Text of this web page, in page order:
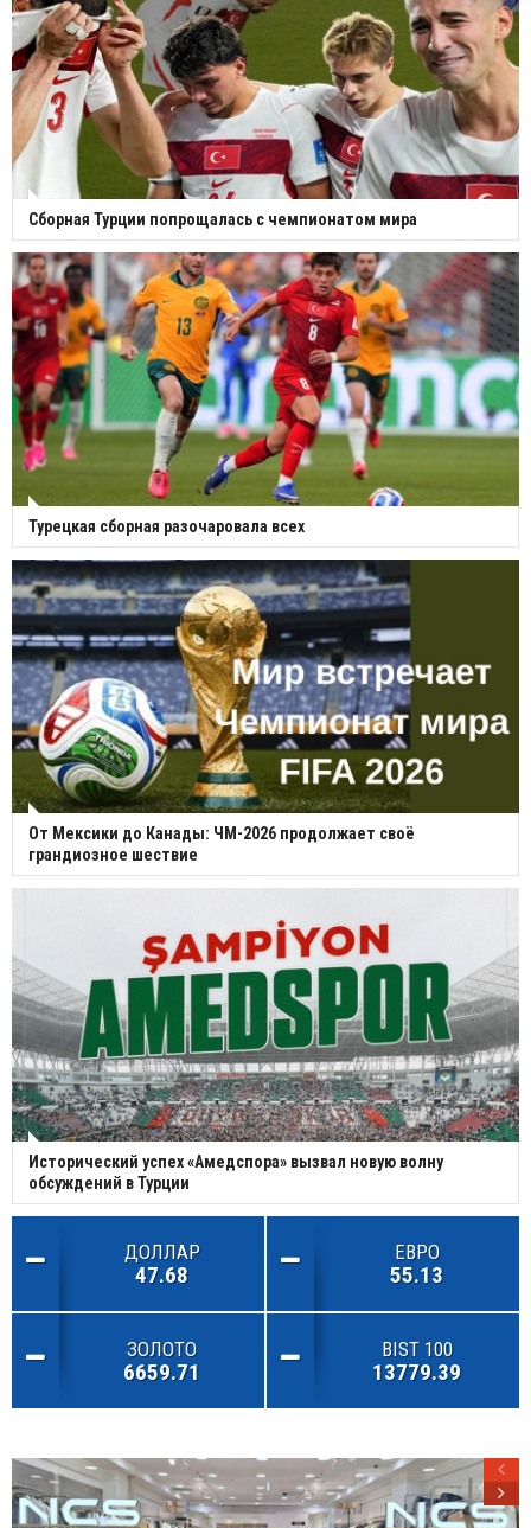
Сборная Турции попрощалась с чемпионатом мира
Турецкая сборная разочаровала всех
От Мексики до Канады: ЧМ-2026 продолжает своё
грандиозное шествие
Исторический успех «Амедспора» вызвал новую волну
обсуждений в Турции
ДОЛЛАР
47.68
ЕВРО
55.13
ЗОЛОТО
6659.71
BIST 100
13779.39